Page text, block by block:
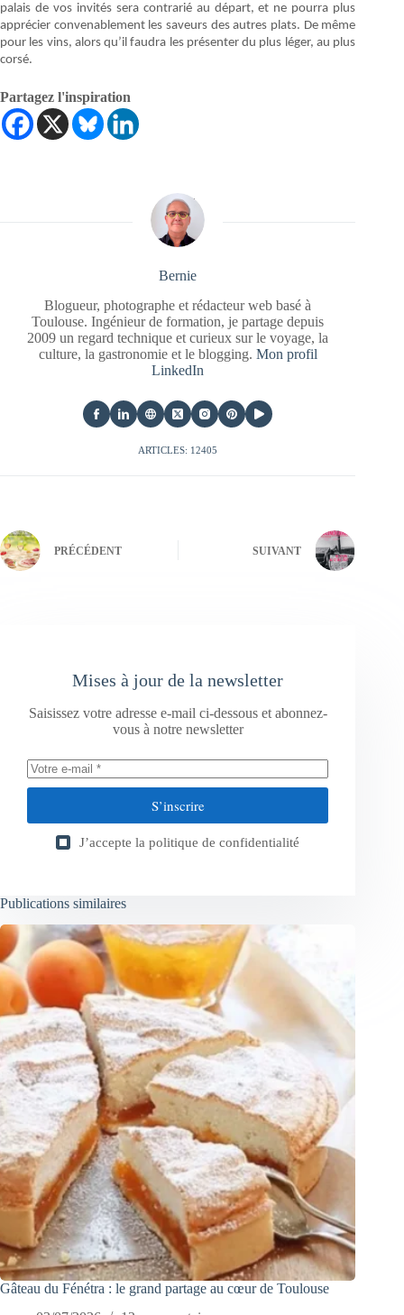
palais de vos invités sera contrarié au départ, et ne pourra plus
apprécier convenablement les saveurs des autres plats. De même
pour les vins, alors qu’il faudra les présenter du plus léger, au plus
corsé.
Partagez l'inspiration
Bernie
Blogueur, photographe et rédacteur web basé à
Toulouse. Ingénieur de formation, je partage depuis
2009 un regard technique et curieux sur le voyage, la
culture, la gastronomie et le blogging. Mon profil
LinkedIn
ARTICLES: 12405
PRÉCÉDENT SUIVANT
Mises à jour de la newsletter
Saisissez votre adresse e-mail ci-dessous et abonnez-
vous à notre newsletter
S’inscrire
J’accepte la politique de confidentialité
Publications similaires
Gâteau du Fénétra : le grand partage au cœur de Toulouse